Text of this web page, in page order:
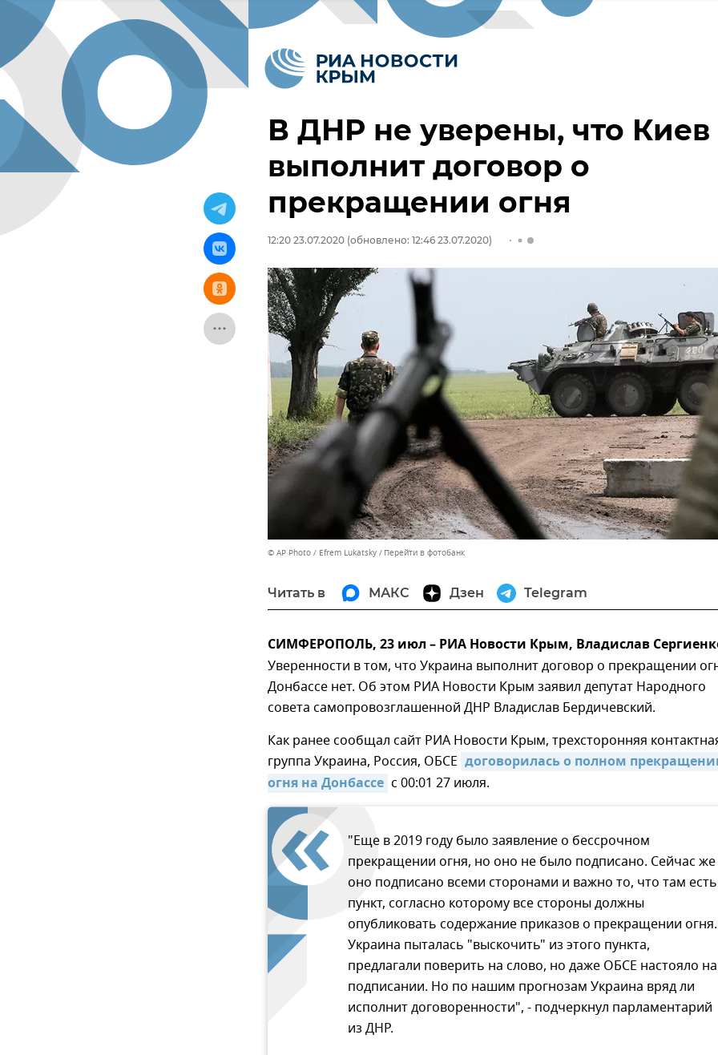
В ДНР не уверены, что Киев
выполнит договор о
прекращении огня
12:20 23.07.2020 (обновлено: 12:46 23.07.2020)
© AP Photo / Efrem Lukatsky Перейти в фотобанк
Читать в МАКС Дзен Telegram
СИМФЕРОПОЛЬ, 23 июл – РИА Новости Крым, Владислав
Уверенности в том, что Украина выполнит договор о прекращении
Донбассе нет. Об этом РИА Новости Крым заявил депутат Народного
совета самопровозглашенной ДНР Владислав Бердичевский.
Как ранее сообщал сайт РИА Новости Крым, трехсторонняя
группа Украина, Россия, ОБСЕ договорилась о полном
огня на Донбассе с 00:01 27 июля.
"Еще в 2019 году было заявление о бессрочном
прекращении огня, но оно не было подписано. Сейчас же
оно подписано всеми сторонами и важно то, что там есть
пункт, согласно которому все стороны должны
опубликовать содержание приказов о прекращении огня.
Украина пыталась "выскочить" из этого пункта,
предлагали поверить на слово, но даже ОБСЕ настояло на
подписании. Но по нашим прогнозам Украина вряд ли
исполнит договоренности", - подчеркнул парламентарий
из ДНР.